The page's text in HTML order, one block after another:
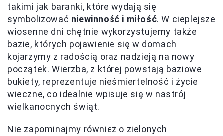
takimi jak baranki, które wydają się
symbolizować niewinność i miłość. W cieplejsze
wiosenne dni chętnie wykorzystujemy także
bazie, których pojawienie się w domach
kojarzymy z radością oraz nadzieją na nowy
początek. Wierzba, z której powstają baziowe
bukiety, reprezentuje nieśmiertelność i życie
wieczne, co idealnie wpisuje się w nastrój
wielkanocnych świąt.
Nie zapominajmy również o zielonych